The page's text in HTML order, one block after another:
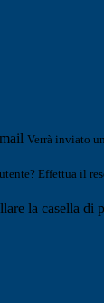
Verrà inviato
Effettua il
la casella di